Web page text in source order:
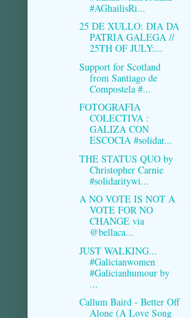
#AGhailisRi...
25 DE XULLO: DIA DA
PATRIA GALEGA //
25TH OF JULY:...
Support for Scotland
from Santiago de
Compostela #...
FOTOGRAFIA
COLECTIVA :
GALIZA CON
ESCOCIA #solidar...
THE STATUS QUO by
Christopher Carnie
#solidaritywi...
A NO VOTE IS NOT A
VOTE FOR NO
CHANGE via
@bellaca...
JUST WALKING...
#Galicianwomen
#Galicianhumour by
...
Callum Baird - Better Off
Alone (A Love Song